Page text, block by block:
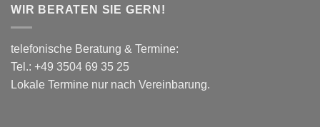
WIR BERATEN SIE GERN!
telefonische Beratung & Termine:
Tel.: +49 3504 69 35 25
Lokale Termine nur nach Vereinbarung.